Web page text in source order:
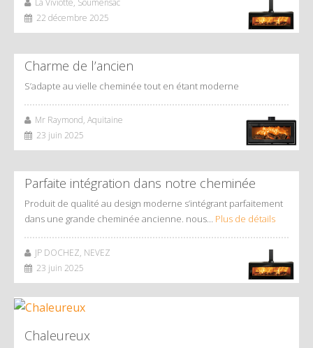
La Viviotte, Soumensac
22 décembre 2025
Charme de l’ancien
S’adapte au vielle cheminée tout en étant moderne
Mr Raymond, Aquitaine
23 juin 2025
Parfaite intégration dans notre cheminée
Produit de qualité au design moderne s’intégrant parfaitement
dans une grande cheminée ancienne. nous… Plus de détails
JP DOCHEZ, NEVEZ
23 juin 2025
Chaleureux